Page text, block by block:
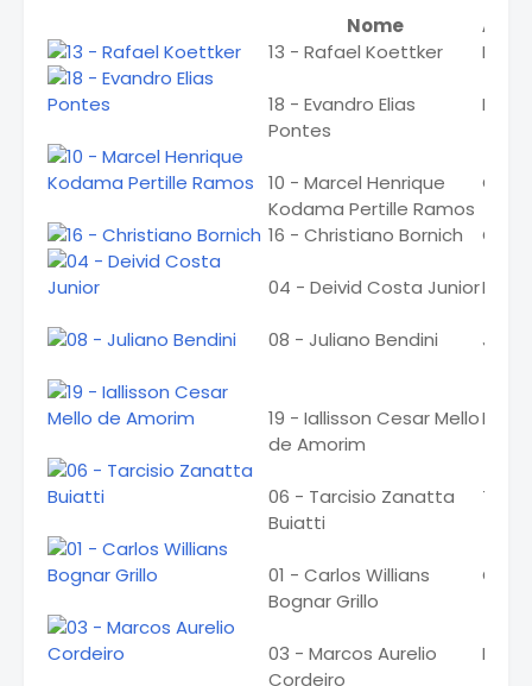
Nome
13 - Rafael Koettker
18 - Evandro Elias
Pontes
10 - Marcel Henrique
Kodama Pertille Ramos
China
16 - Christiano Bornich Chris
04 - Deivid Costa Junior
08 - Juliano Bendini
19 - Iallisson Cesar Mello
de Amorim
06 - Tarcisio Zanatta
Buiatti
01 - Carlos Willians
Bognar Grillo
03 - Marcos Aurelio
Cordeiro